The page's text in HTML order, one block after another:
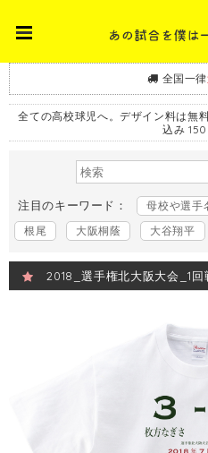
全国一律
全ての高校球児へ。デザイン料は無
込み
注目のキーワード： 母校や選手
根尾
大阪桐蔭 大谷翔平
2018_選手権北大阪大会_1